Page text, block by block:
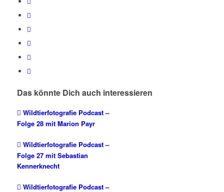
Das könnte Dich auch interessieren
Wildtierfotografie Podcast –
Folge 28 mit Marion Payr
Wildtierfotografie Podcast –
Folge 27 mit Sebastian
Kennerknecht
Wildtierfotografie Podcast –